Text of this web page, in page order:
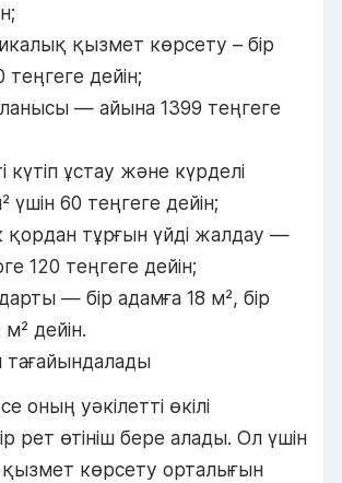
қызмет көрсету – бір
теңгеге дейін;
— айына 1399 теңгеге
күтіп ұстау және күрделі
60 теңгеге дейін;
қордан тұрғын үйдi жалдау —
120 теңгеге дейiн;
— бір адамға 18 м², бір
дейін.
тағайындалады
оның уәкілетті өкілі
рет өтініш бере алады. Ол үшін
қызмет көрсету орталығын